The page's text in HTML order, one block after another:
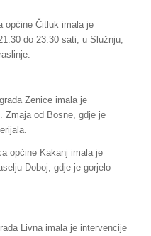
općine Čitluk imala je
do 23:30 sati, u Služnju,
Zenice imala je
Zmaja od Bosne, gdje je
općine Kakanj imala je
Doboj, gdje je gorjelo
Livna imala je intervencije